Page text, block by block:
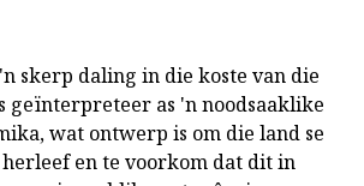
skerp daling in die koste van die
geïnterpreteer as 'n noodsaaklike
wat ontwerp is om die land se
en te voorkom dat dit in